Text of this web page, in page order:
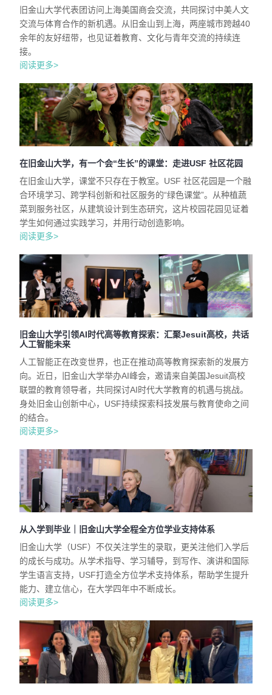
旧金山大学代表团访问上海美国商会交流，共同探讨中美人文
交流与体育合作的新机遇。从旧金山到上海，两座城市跨越40
余年的友好纽带，也见证着教育、文化与青年交流的持续连
接。
阅读更多>
在旧金山大学，有一个会“生长”的课堂：走进USF 社区花园
在旧金山大学，课堂不只存在于教室。USF 社区花园是一个融
合环境学习、跨学科创新和社区服务的“绿色课堂”。从种植蔬
菜到服务社区，从建筑设计到生态研究，这片校园花园见证着
学生如何通过实践学习，并用行动创造影响。
阅读更多>
旧金山大学引领AI时代高等教育探索：汇聚Jesuit高校，共话
人工智能未来
人工智能正在改变世界，也正在推动高等教育探索新的发展方
向。近日，旧金山大学举办AI峰会，邀请来自美国Jesuit高校
联盟的教育领导者，共同探讨AI时代大学教育的机遇与挑战。
身处旧金山创新中心，USF持续探索科技发展与教育使命之间
的结合。
阅读更多>
从入学到毕业｜旧金山大学全程全方位学业支持体系
旧金山大学（USF）不仅关注学生的录取，更关注他们入学后
的成长与成功。从学术指导、学习辅导，到写作、演讲和国际
学生语言支持，USF打造全方位学术支持体系，帮助学生提升
能力、建立信心，在大学四年中不断成长。
阅读更多>